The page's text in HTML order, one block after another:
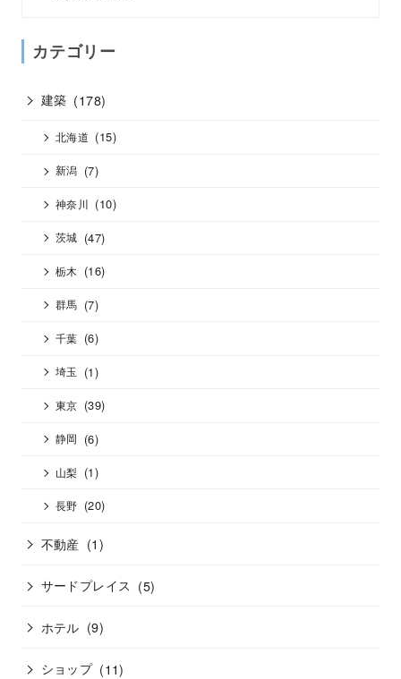
カテゴリー
建築 (178)
北海道 (15)
新潟 (7)
神奈川 (10)
茨城 (47)
栃木 (16)
群馬 (7)
千葉 (6)
埼玉 (1)
東京 (39)
静岡 (6)
山梨 (1)
長野 (20)
不動産 (1)
サードプレイス (5)
ホテル (9)
ショップ (11)